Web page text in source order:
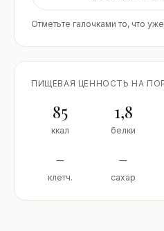
Отметьте галочками то, что
ПИЩЕВАЯ ЦЕННОСТЬ НА
85
ккал
1,8
белки
–
клетч.
–
сахар